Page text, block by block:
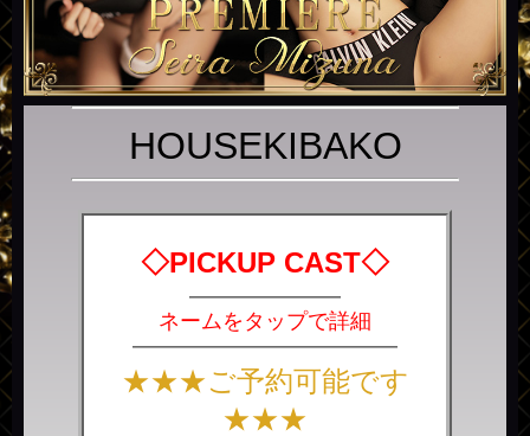
HOUSEKIBAKO
◇PICKUP CAST◇
――――――――
ネームをタップで詳細
――――――――――――――
★★★ご予約可能です
★★★